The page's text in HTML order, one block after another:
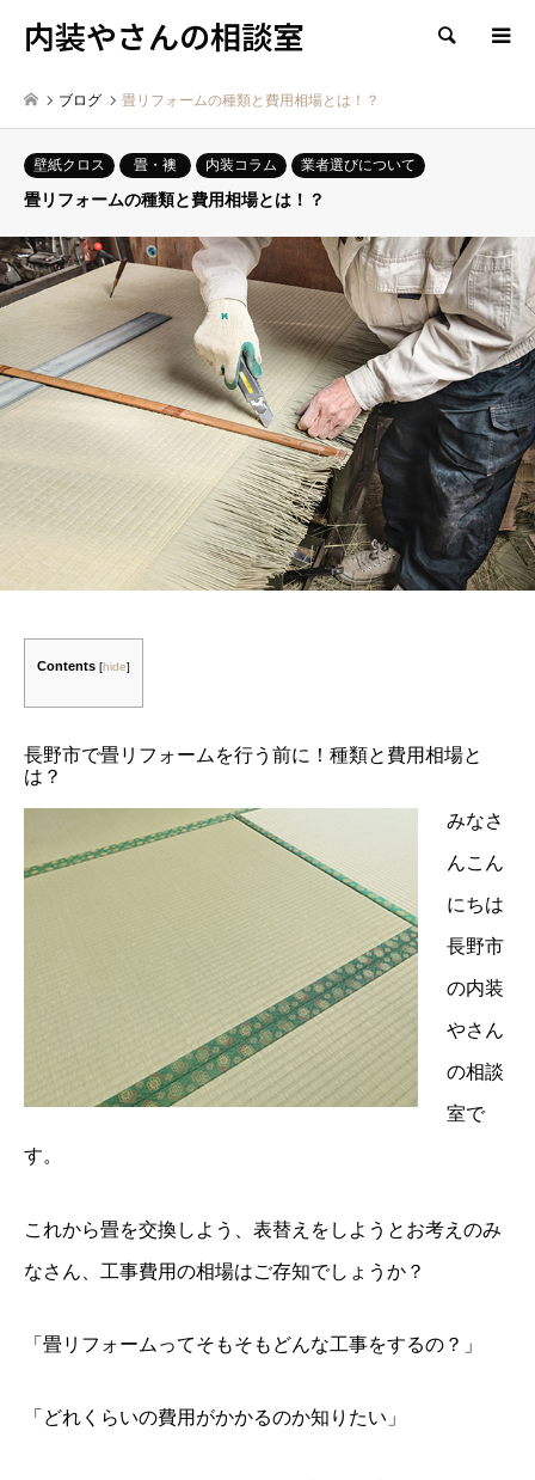
内装やさんの相談室 検索
ブログ 畳リフォームの種類と費用相場とは！？
壁紙クロス 畳・襖 内装コラム 業者選びについて
畳リフォームの種類と費用相場とは！？
Contents [hide]
長野市で畳リフォームを行う前に！種類と費用相場と
は？
みなさ
んこん
にちは
長野市
の内装
やさん
の相談
室で
す。
これから畳を交換しよう、表替えをしようとお考えのみ
なさん、工事費用の相場はご存知でしょうか？
「畳リフォームってそもそもどんな工事をするの？」
「どれくらいの費用がかかるのか知りたい」